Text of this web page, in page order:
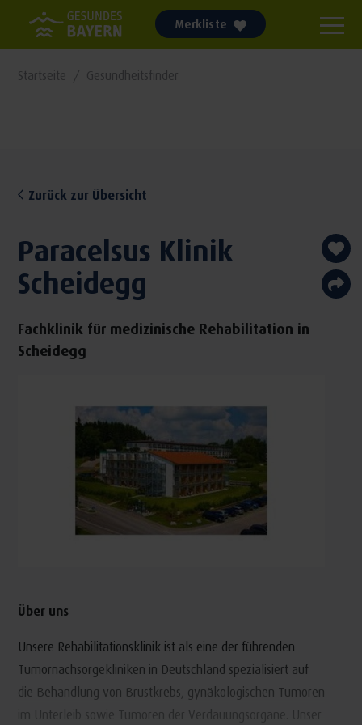
Merkliste
Startseite Gesundheitsfinder
Zurück zur Übersicht
Paracelsus Klinik
Scheidegg
Fachklinik für medizinische Rehabilitation in
Scheidegg
Über uns
Unsere Rehabilitationsklinik ist als eine der führenden
Tumornachsorgekliniken in Deutschland spezialisiert auf
die Behandlung von Brustkrebs, gynäkologischen Tumoren
im Unterleib sowie Tumoren der Verdauungsorgane. Unser